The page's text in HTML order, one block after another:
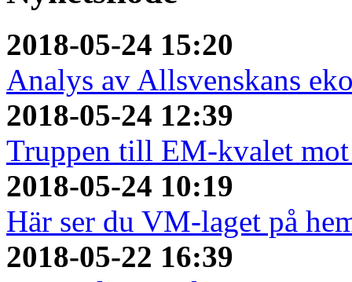
2018-05-24 15:20
Analys av Allsvenskans
2018-05-24 12:39
Truppen till EM-kvalet
2018-05-24 10:19
Här ser du VM-laget på
2018-05-22 16:39